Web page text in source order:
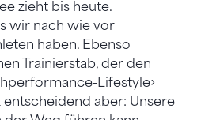
zieht bis heute.
wir nach wie vor
haben. Ebenso
Trainierstab, der den
Lifestyle›
aber: Unsere